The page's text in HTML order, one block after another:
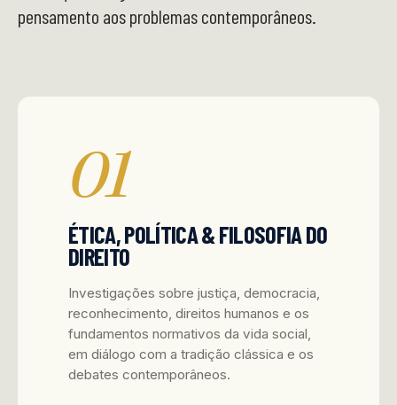
pensamento aos problemas contemporâneos.
01
ÉTICA, POLÍTICA & FILOSOFIA DO
DIREITO
Investigações sobre justiça, democracia,
reconhecimento, direitos humanos e os
fundamentos normativos da vida social,
em diálogo com a tradição clássica e os
debates contemporâneos.